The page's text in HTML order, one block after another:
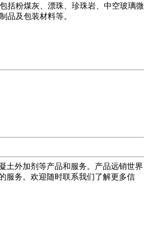
括粉煤灰、漂珠、珍珠岩、中空玻璃微
品及包装材料等。
土外加剂等产品和服务。产品远销世界
服务。欢迎随时联系我们了解更多信